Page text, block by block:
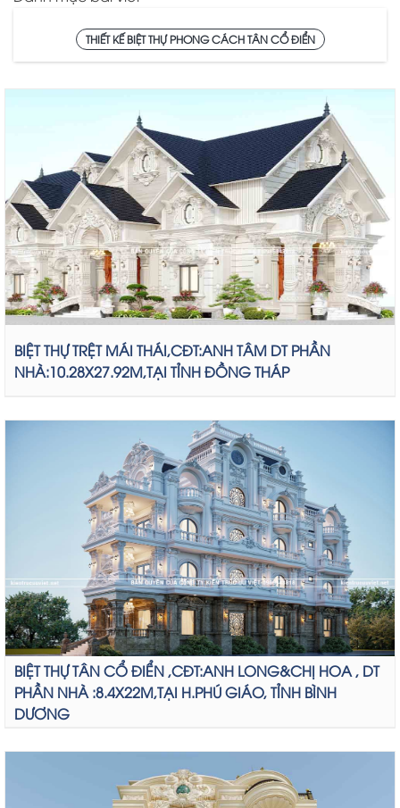
THIẾT KẾ BIỆT THỰ PHONG CÁCH TÂN CỔ ĐIỂN
BIỆT THỰ TRỆT MÁI THÁI,CĐT:ANH TÂM DT PHẦN
NHÀ:10.28X27.92M,TẠI TỈNH ĐỒNG THÁP
BIỆT THỰ TÂN CỔ ĐIỂN ,CĐT:ANH LONG&CHỊ HOA , DT
PHẦN NHÀ :8.4X22M,TẠI H.PHÚ GIÁO, TỈNH BÌNH
DƯƠNG